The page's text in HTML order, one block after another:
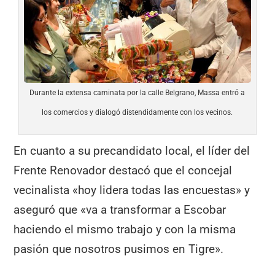
Durante la extensa caminata por la calle Belgrano, Massa entró a
los comercios y dialogó distendidamente con los vecinos.
En cuanto a su precandidato local, el líder del
Frente Renovador destacó que el concejal
vecinalista «hoy lidera todas las encuestas» y
aseguró que «va a transformar a Escobar
haciendo el mismo trabajo y con la misma
pasión que nosotros pusimos en Tigre».